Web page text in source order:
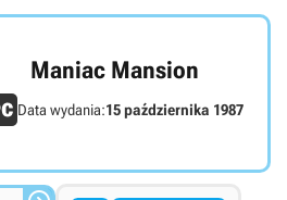
Maniac Mansion
Data wydania:15 października 1987